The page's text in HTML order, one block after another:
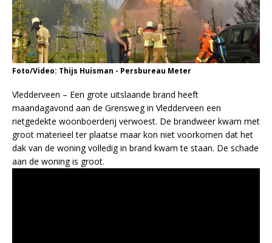
Foto/Video: Thijs Huisman - Persbureau Meter
Vledderveen – Een grote uitslaande brand heeft
maandagavond aan de Grensweg in Vledderveen een
rietgedekte woonboerderij verwoest. De brandweer kwam met
groot materieel ter plaatse maar kon niet voorkomen dat het
dak van de woning volledig in brand kwam te staan. De schade
aan de woning is groot.